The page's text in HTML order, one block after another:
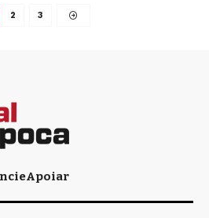
2 3
Apoiar